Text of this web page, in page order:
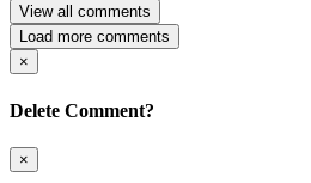
View all comments
Load more comments
×
Delete Comment?
×